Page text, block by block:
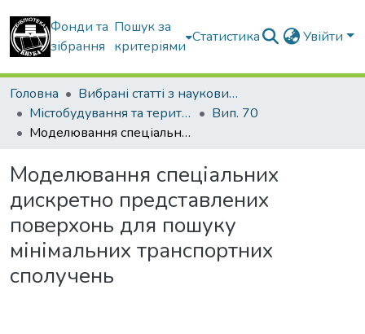
Фонди та
зібрання
Пошук за
критеріями
Статистика Увійти
Головна
Вибрані статті з наукових збірників КНУБА
Містобудування та територіальне планування
Вип. 70
Моделювання спеціальних дискретно представлених поверхонь для пошуку мінімальних транспортних сполучень
Моделювання спеціальних
дискретно представлених
поверхонь для пошуку
мінімальних транспортних
сполучень